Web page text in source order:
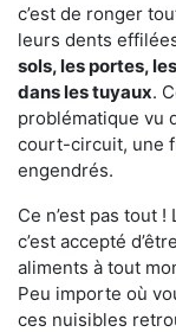
c’est de ronger
leurs dents
sols, les portes, les
dans les tuyaux.
problématique vu
court-circuit, une
engendrés.
Ce n’est pas tout
c’est accepté
aliments à tout
Peu importe où
ces nuisibles